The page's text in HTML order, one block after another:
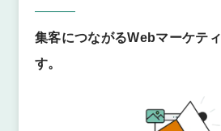
集客につながるWebマーケテ
す。